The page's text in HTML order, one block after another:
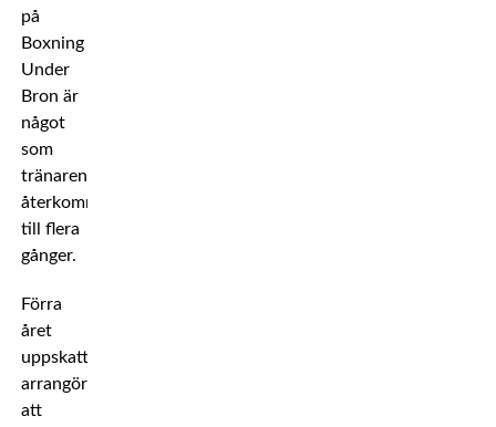
på
Boxning
Under
Bron är
något
som
tränaren
återkommer
till flera
gånger.
Förra
året
uppskattade
arrangören
att